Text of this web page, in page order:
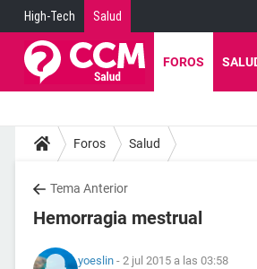
High-Tech Salud
FOROS
Foros Salud
Tema Anterior
Hemorragia mestrual
yoeslin - 2 jul 2015 a las 03:58